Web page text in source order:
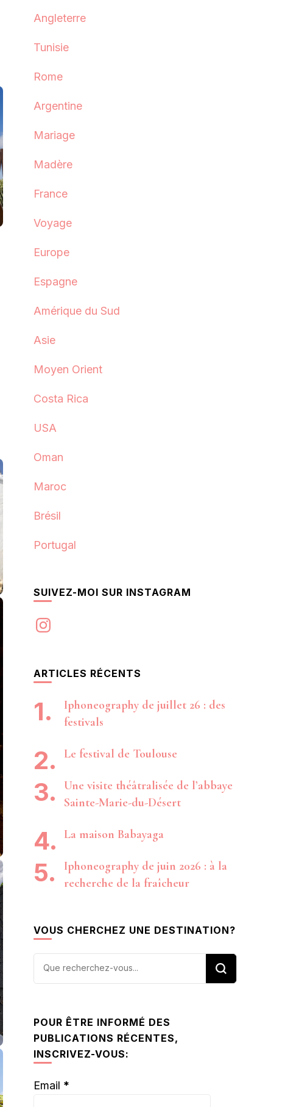
Angleterre
Tunisie
Rome
Argentine
Mariage
Madère
France
Voyage
Europe
Espagne
Amérique du Sud
Asie
Moyen Orient
Costa Rica
USA
Oman
Maroc
Brésil
Portugal
SUIVEZ-MOI SUR INSTAGRAM
Instagram
ARTICLES RÉCENTS
Iphoneography de juillet 26 : des
festivals
Le festival de Toulouse
Une visite théâtralisée de l’abbaye
Sainte-Marie-du-Désert
La maison Babayaga
Iphoneography de juin 2026 : à la
recherche de la fraîcheur
VOUS CHERCHEZ UNE DESTINATION?
Vous
POUR ÊTRE INFORMÉ DES
PUBLICATIONS RÉCENTES,
INSCRIVEZ-VOUS:
Email *